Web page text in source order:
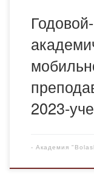
2023-
- Академия